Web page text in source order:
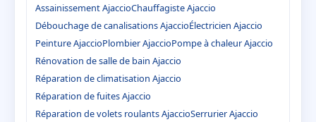
Assainissement AjaccioChauffagiste Ajaccio
Débouchage de canalisations AjaccioÉlectricien Ajaccio
Peinture AjaccioPlombier AjaccioPompe à chaleur Ajaccio
Rénovation de salle de bain Ajaccio
Réparation de climatisation Ajaccio
Réparation de fuites Ajaccio
Réparation de volets roulants AjaccioSerrurier Ajaccio